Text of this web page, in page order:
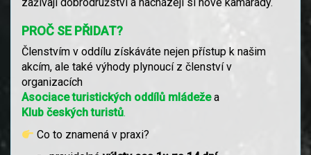
PROČ SE PŘIDAT?
Členstvím v oddílu získáváte nejen přístup k našim
akcím, ale také výhody plynoucí z členství v
organizacích
Asociace turistických oddílů mládeže a
Klub českých turistů.
Co to znamená v praxi?